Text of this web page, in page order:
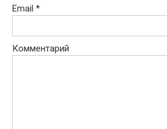
Email *
Комментарий